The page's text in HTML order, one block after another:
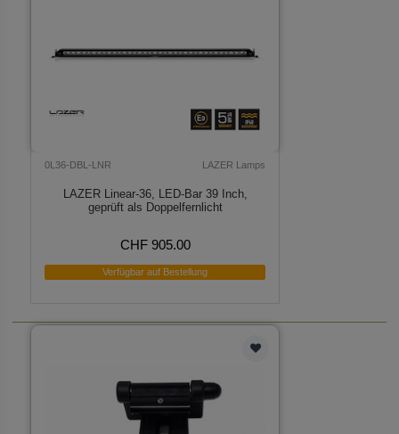
0L36-DBL-LNR LAZER Lamps
LAZER Linear-36, LED-Bar 39 Inch,
geprüft als Doppelfernlicht
CHF 905.00
Verfügbar auf Bestellung